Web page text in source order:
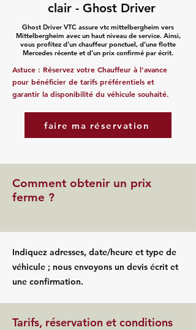
clair - Ghost Driver
Ghost Driver VTC assure vtc mittelbergheim vers
Mittelbergheim avec un haut niveau de service. Ainsi,
vous profitez d’un chauffeur ponctuel, d’une flotte
Mercedes récente et d’un prix confirmé par écrit.
Astuce : Réservez votre Chauffeur à l'avance
pour bénéficier de tarifs préférentiels et
garantir la disponibilité du véhicule souhaité.
faire ma réservation
Comment obtenir un prix
ferme ?
Indiquez adresses, date/heure et type de
véhicule ; nous envoyons un devis écrit et
une confirmation.
Tarifs, réservation et conditions